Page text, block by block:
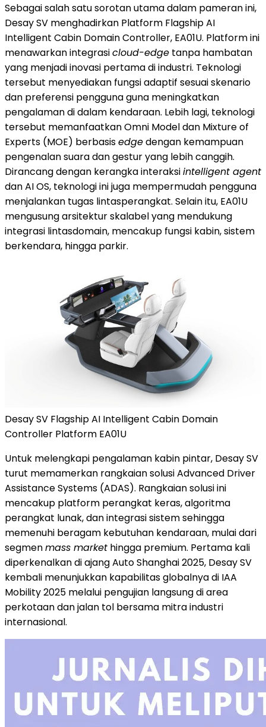
Sebagai salah satu sorotan utama dalam pameran ini,
Desay SV menghadirkan Platform Flagship AI
Intelligent Cabin Domain Controller, EA01U. Platform ini
menawarkan integrasicloud-edge tanpa hambatan
yang menjadi inovasi pertama di industri. Teknologi
tersebut menyediakan fungsi adaptif sesuai skenario
dan preferensi pengguna guna meningkatkan
pengalaman di dalam kendaraan. Lebih lagi, teknologi
tersebut memanfaatkan Omni Model dan Mixture of
Experts (MOE) berbasisedgedengan kemampuan
pengenalan suara dan gestur yang lebih canggih.
Dirancang dengan kerangka interaksiintelligent agent
dan AI OS, teknologi ini juga mempermudah pengguna
menjalankan tugas lintasperangkat. Selain itu, EA01U
mengusung arsitektur skalabel yang mendukung
integrasi lintasdomain, mencakup fungsi kabin, sistem
berkendara, hingga parkir.
Desay SV Flagship AI Intelligent Cabin Domain
Controller Platform EA01U
Untuk melengkapi pengalaman kabin pintar, Desay SV
turut memamerkan rangkaian solusi Advanced Driver
Assistance Systems (ADAS). Rangkaian solusi ini
mencakup platform perangkat keras, algoritma
perangkat lunak, dan integrasi sistem sehingga
memenuhi beragam kebutuhan kendaraan, mulai dari
segmenmass market hingga premium. Pertama kali
diperkenalkan di ajang Auto Shanghai 2025, Desay SV
kembali menunjukkan kapabilitas globalnya di IAA
Mobility 2025 melalui pengujian langsung di area
perkotaan dan jalan tol bersama mitra industri
internasional.